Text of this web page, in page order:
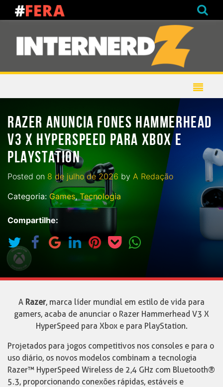
RAZER ANUNCIA FONES HAMMERHEAD
V3 X HYPERSPEED PARA XBOX E
PLAYSTATION
Posted on 8 de julho de 2026 by A Redação
Categoria:Games,Tecnologia
Compartilhe:
A Razer, marca líder mundial em estilo de vida para
gamers, acaba de anunciar o Razer Hammerhead V3 X
HyperSpeed para Xbox e para PlayStation.
Projetados para jogos competitivos nos consoles e para o
uso diário, os novos modelos combinam a tecnologia
Razer™ HyperSpeed Wireless de 2,4 GHz com Bluetooth®
5.3, proporcionando conexões rápidas, estáveis e